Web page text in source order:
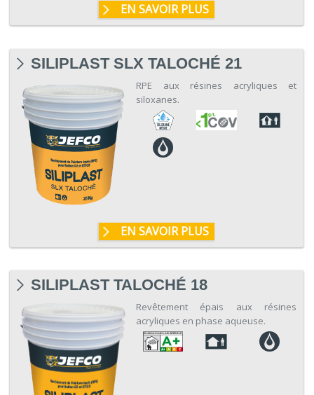
EN SAVOIR PLUS
SILIPLAST SLX TALOCHÉ 21
RPE aux résines acryliques et
siloxanes.
EN SAVOIR PLUS
SILIPLAST TALOCHÉ 18
Revêtement épais aux résines
acryliques en phase aqueuse.